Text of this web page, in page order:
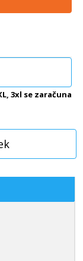
3xl se zaračuna